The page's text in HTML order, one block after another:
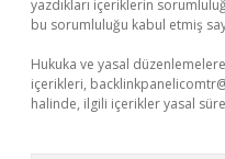
yazdıkları içeriklerin
bu sorumluluğu kabul etmiş
Hukuka ve yasal
içerikleri,
halinde, ilgili içerikler yasal